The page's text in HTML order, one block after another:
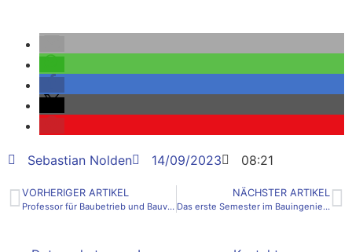
Sebastian Nolden 14/09/2023 08:21
VORHERIGER ARTIKEL
Professor für Baubetrieb und Bauverfahrenstechnik – Interview mit Prof. Dr.-Ing. Denis Loskant
NÄCHSTER ARTIKEL
Das erste Semester im Bauingenieurwesen: 5 Tipps für den perfekten Start in das Studium